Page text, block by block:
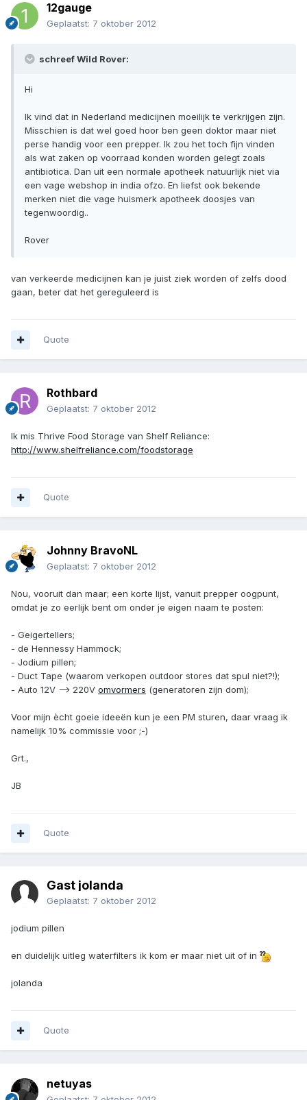
12gauge
Geplaatst: 7 oktober 2012
schreef Wild Rover:
Hi
Ik vind dat in Nederland medicijnen moeilijk te verkrijgen zijn.
Misschien is dat wel goed hoor ben geen doktor maar niet
perse handig voor een prepper. Ik zou het toch fijn vinden
als wat zaken op voorraad konden worden gelegt zoals
antibiotica. Dan uit een normale apotheek natuurlijk niet via
een vage webshop in india ofzo. En liefst ook bekende
merken niet die vage huismerk apotheek doosjes van
tegenwoordig..
Rover
van verkeerde medicijnen kan je juist ziek worden of zelfs dood
gaan, beter dat het gereguleerd is
Quote
Rothbard
Geplaatst: 7 oktober 2012
Ik mis Thrive Food Storage van Shelf Reliance:
http://www.shelfreliance.com/foodstorage
Quote
Johnny BravoNL
Geplaatst: 7 oktober 2012
Nou, vooruit dan maar; een korte lijst, vanuit prepper oogpunt,
omdat je zo eerlijk bent om onder je eigen naam te posten:
- Geigertellers;
- de Hennessy Hammock;
- Jodium pillen;
- Duct Tape (waarom verkopen outdoor stores dat spul niet?!);
- Auto 12V --> 220V omvormers (generatoren zijn dom);
Voor mijn ècht goeie ideeën kun je een PM sturen, daar vraag ik
namelijk 10% commissie voor ;-)
Grt.,
JB
Quote
Gast jolanda
Geplaatst: 7 oktober 2012
jodium pillen
en duidelijk uitleg waterfilters ik kom er maar niet uit of in
jolanda
Quote
netuyas